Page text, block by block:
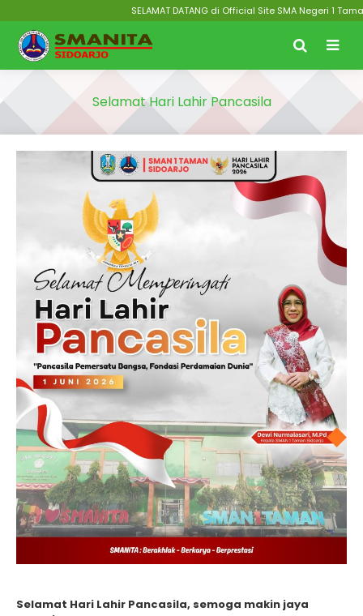
SELAMAT DATANG di Official Site SMA Negeri 1
Selamat Hari Lahir Pancasila
Selamat Hari Lahir Pancasila, semoga makin jaya